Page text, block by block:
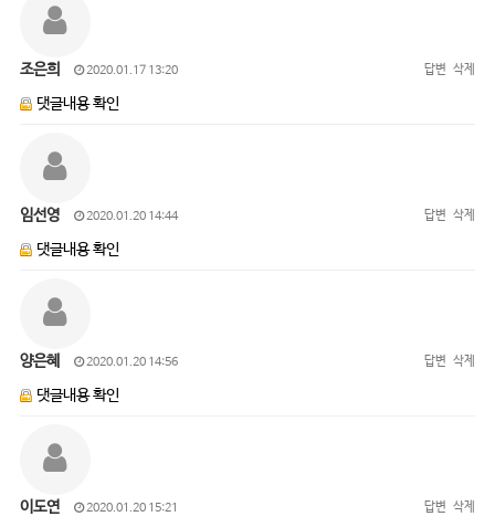
조은희 2020.01.17 13:20 답변 삭제
댓글내용 확인
임선영 2020.01.20 14:44 답변 삭제
댓글내용 확인
양은혜 2020.01.20 14:56 답변 삭제
댓글내용 확인
이도연 2020.01.20 15:21 답변 삭제